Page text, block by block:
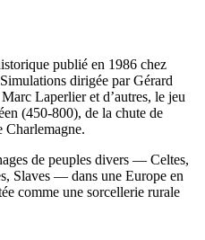
publié en 1986 chez
dirigée par Gérard
Marc Laperlier et d’autres, le jeu
(450-800), de la chute de
Charlemagne.
de peuples divers — Celtes,
Slaves — dans une Europe en
comme une sorcellerie rurale